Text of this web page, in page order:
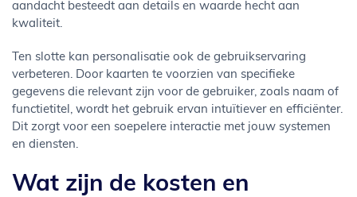
aandacht besteedt aan details en waarde hecht aan
kwaliteit.
Ten slotte kan personalisatie ook de gebruikservaring
verbeteren. Door kaarten te voorzien van specifieke
gegevens die relevant zijn voor de gebruiker, zoals naam of
functietitel, wordt het gebruik ervan intuïtiever en efficiënter.
Dit zorgt voor een soepelere interactie met jouw systemen
en diensten.
Wat zijn de kosten en